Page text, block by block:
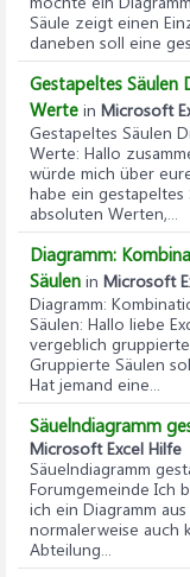
Säule zeigt einen
daneben soll eine
Gestapeltes
Werte in Microsoft
Gestapeltes Säulen
Werte: Hallo
würde mich über
habe ein gestapeltes
absoluten Werten,...
Diagramm:
Säulen in Microsoft
Diagramm:
Säulen: Hallo liebe
vergeblich
Gruppierte Säulen
Hat jemand eine...
Säuelndiagramm
Microsoft Excel Hilfe
Säuelndiagramm
Forumgemeinde Ich
ich ein Diagramm
normalerweise auch
Abteilung...